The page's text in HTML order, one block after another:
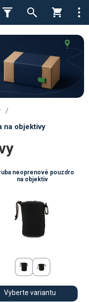
/
na objektivy
neoprenové pouzdro
na objektiv
Vyberte variantu